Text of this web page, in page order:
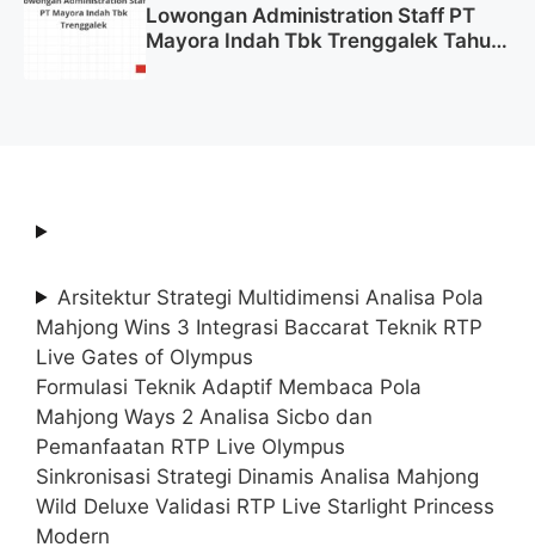
Lowongan Administration Staff PT
Mayora Indah Tbk Trenggalek Tahun
Arsitektur Strategi Multidimensi Analisa Pola
Mahjong Wins 3 Integrasi Baccarat Teknik RTP
Live Gates of Olympus
Formulasi Teknik Adaptif Membaca Pola
Mahjong Ways 2 Analisa Sicbo dan
Pemanfaatan RTP Live Olympus
Sinkronisasi Strategi Dinamis Analisa Mahjong
Wild Deluxe Validasi RTP Live Starlight Princess
Modern